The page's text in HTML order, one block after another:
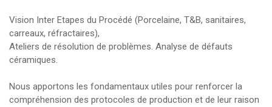
Vision Inter Etapes du Procédé (Porcelaine, T&B, sanitaires,
carreaux, réfractaires),
Ateliers de résolution de problèmes. Analyse de défauts
céramiques.
Nous apportons les fondamentaux utiles pour renforcer la
compréhension des protocoles de production et de leur raison